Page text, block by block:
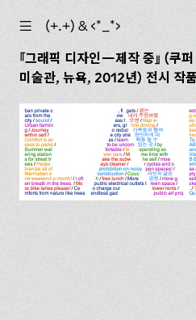
☰ (+.+) & ‹*_*›
그래픽 디자인—제작 중
(쿠퍼
미술관, 뉴욕, 2012년) 전시 작품